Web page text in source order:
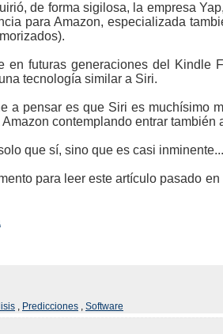
de forma sigilosa, la empresa
para Amazon, especializada
en futuras generaciones del Kindle
tecnología similar a Siri.
a pensar es que Siri es muchísimo
contemplando entrar
que sí, sino que es casi inminente...
para leer este artículo pasado en
, Predicciones , Software